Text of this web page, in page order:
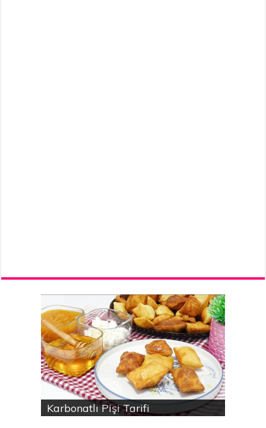
Karbonatlı Pişi Tarifi
Hodan bitkisinin faydaları
Yalancı Baklava Tarifi
Gökçesu Pilavı Tarifi
Nohutlu kereviz yemeği